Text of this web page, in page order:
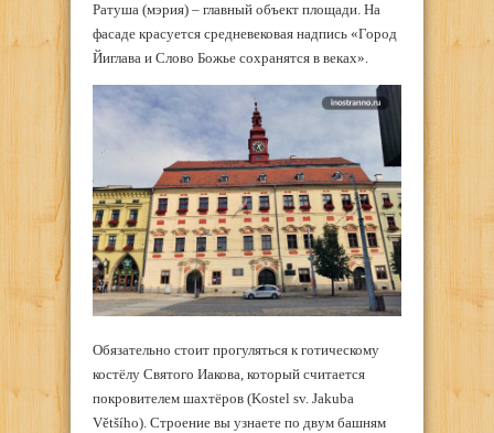
Ратуша (мэрия) – главный объект площади. На
фасаде красуется средневековая надпись «Город
Йиглава и Слово Божье сохранятся в веках».
Обязательно стоит прогуляться к готическому
костёлу Святого Иакова, который считается
покровителем шахтёров (Kostel sv. Jakuba
Většího). Строение вы узнаете по двум башням